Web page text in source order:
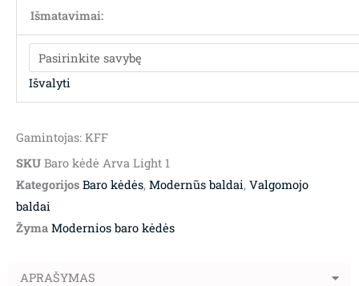
Išmatavimai:
Išvalyti
Gamintojas: KFF
SKU Baro kėdė Arva Light 1
Kategorijos Baro kėdės, Modernūs baldai, Valgomojo
baldai
Žyma Modernios baro kėdės
APRAŠYMAS